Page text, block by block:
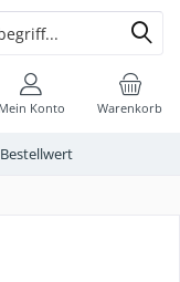
Warenkorb
Mein Konto